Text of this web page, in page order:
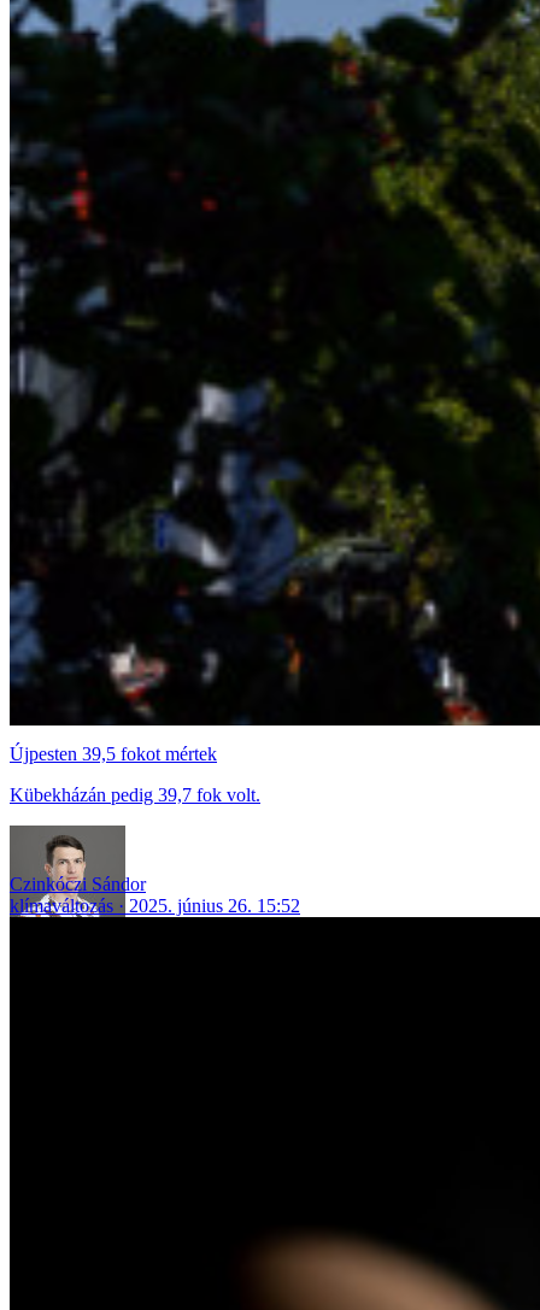
Újpesten 39,5 fokot mértek
Kübekházán pedig 39,7 fok volt.
Czinkóczi Sándor
klímaváltozás
2025. június 26. 15:52